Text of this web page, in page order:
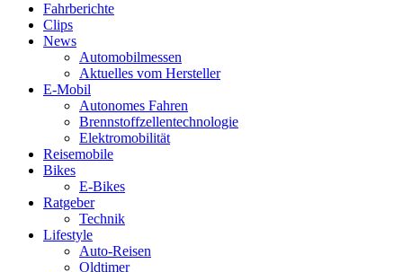
Fahrberichte
Clips
News
Automobilmessen
Aktuelles vom Hersteller
E-Mobil
Autonomes Fahren
Brennstoffzellentechnologie
Elektromobilität
Reisemobile
Bikes
E-Bikes
Ratgeber
Technik
Lifestyle
Auto-Reisen
Oldtimer